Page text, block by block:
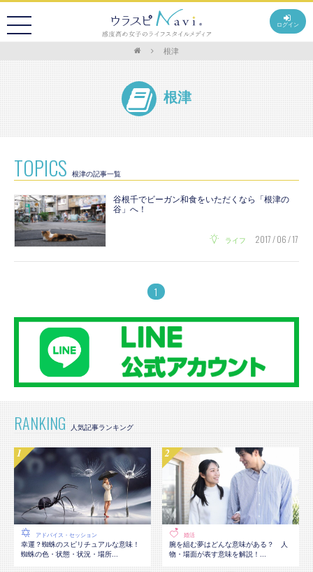
ログイン
根津
根津
TOPICS 根津の記事一覧
谷根千でビーガン和食をいただくなら「根津の
谷」へ！
ライフ 2017 / 06 / 17
1
RANKING
アドバイス・セッション
幸運？蜘蛛のスピリチュアルな意味！
蜘蛛の色・状態・状況・場所...
婚活
腕を組む夢はどんな意味がある？ 人
物・場面が表す意味を解説！...